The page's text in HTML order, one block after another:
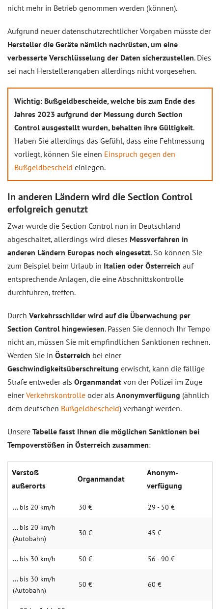
nicht mehr in Betrieb genommen werden (können).
Aufgrund neuer datenschutzrechtlicher Vorgaben müsste der
Hersteller die Geräte nämlich nachrüsten, um eine
verbesserte Verschlüsselung der Daten sicherzustellen. Dies
sei nach Herstellerangaben allerdings nicht vorgesehen.
Wichtig: Bußgeldbescheide, welche bis zum Ende des
Jahres 2023 aufgrund der Messung durch Section
Control ausgestellt wurden, behalten ihre Gültigkeit.
Haben Sie allerdings das Gefühl, dass eine Fehlmessung
vorliegt, können Sie einen Einspruch gegen den
Bußgeldbescheid einlegen.
In anderen Ländern wird die Section Control
erfolgreich genutzt
Zwar wurde die Section Control nun in Deutschland
abgeschaltet, allerdings wird dieses Messverfahren in
anderen Ländern Europas noch eingesetzt. So können Sie
zum Beispiel beim Urlaub in Italien oder Österreich auf
entsprechende Anlagen, die eine Abschnittskontrolle
durchführen, treffen.
Durch Verkehrsschilder wird auf die Überwachung per
Section Control hingewiesen. Passen Sie dennoch Ihr Tempo
nicht an, müssen Sie mit empfindlichen Sanktionen rechnen.
Werden Sie in Österreich bei einer
Geschwindigkeitsüberschreitung erwischt, kann die fällige
Strafe entweder als Organmandat von der Polizei im Zuge
einerVerkehrskontrolle oder als Anonymverfügung (ähnlich
dem deutschen Bußgeldbescheid) verhängt werden.
Unsere Tabelle fasst Ihnen die möglichen Sanktionen bei
Tempoverstößen in Österreich zusammen:
Verstoß
außerorts
Organmandat
Anonym­
verfügung
... bis 20 km/h 30 € 29 - 50 €
... bis 20 km/h
(Autobahn)
30 € 45 €
... bis 30 km/h 50 € 56 - 90 €
... bis 30 km/h
(Autobahn)
50 € 60 €